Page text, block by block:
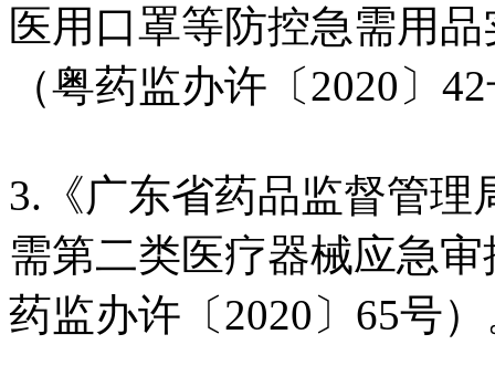
医用口罩等防控急需用
（粤药监办许〔2020〕
3.《广东省药品监督管
需第二类医疗器械应急
药监办许〔2020〕65号